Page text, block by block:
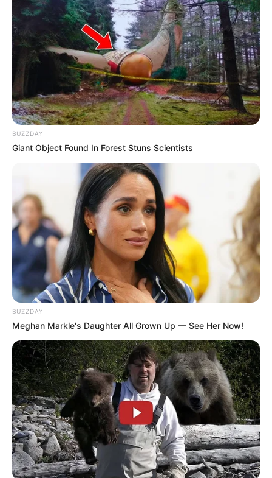
BUZZDAY
Giant Object Found In Forest Stuns Scientists
BUZZDAY
Meghan Markle's Daughter All Grown Up — See Her Now!